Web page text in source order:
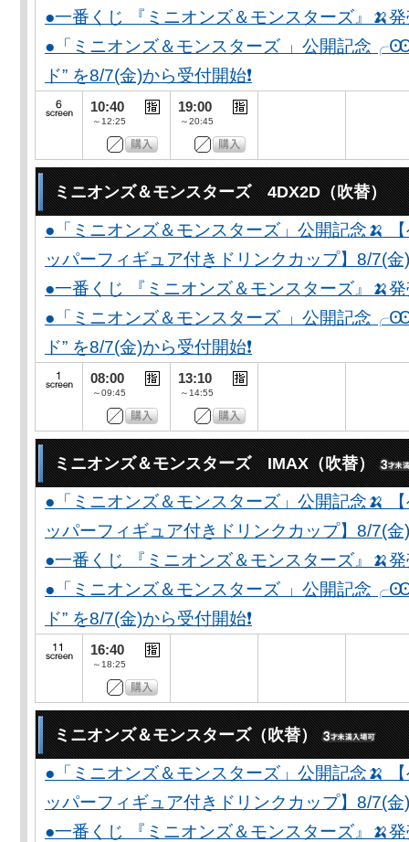
●一番くじ 『ミニオンズ＆モンスターズ』🍌
●「ミニオンズ＆モンスターズ 」公開記念
ド” を8/7(金)から受付開始❗️
10:40
～12:25
19:00
～20:45
ミニオンズ＆モンスターズ 4DX2D（吹替）
●「ミニオンズ＆モンスターズ」公開記念🍌
ッパーフィギュア付きドリンクカップ】8/7(金
●一番くじ 『ミニオンズ＆モンスターズ』🍌
●「ミニオンズ＆モンスターズ 」公開記念
ド” を8/7(金)から受付開始❗️
08:00
～09:45
13:10
～14:55
ミニオンズ＆モンスターズ IMAX（吹替）
●「ミニオンズ＆モンスターズ」公開記念🍌
ッパーフィギュア付きドリンクカップ】8/7(金
●一番くじ 『ミニオンズ＆モンスターズ』🍌
●「ミニオンズ＆モンスターズ 」公開記念
ド” を8/7(金)から受付開始❗️
16:40
～18:25
ミニオンズ＆モンスターズ（吹替）
●「ミニオンズ＆モンスターズ」公開記念🍌
ッパーフィギュア付きドリンクカップ】8/7(金
●一番くじ 『ミニオンズ＆モンスターズ』🍌